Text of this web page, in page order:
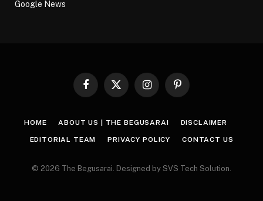
Google News
Facebook
X
InstagramPinterest
HOME ABOUT US | THE BEGUSARAI DISCLAIMER
EDITORIAL TEAM PRIVACY POLICY CONTACT US
© 2026 The Begusarai. Designed by SVS Tech Solution.